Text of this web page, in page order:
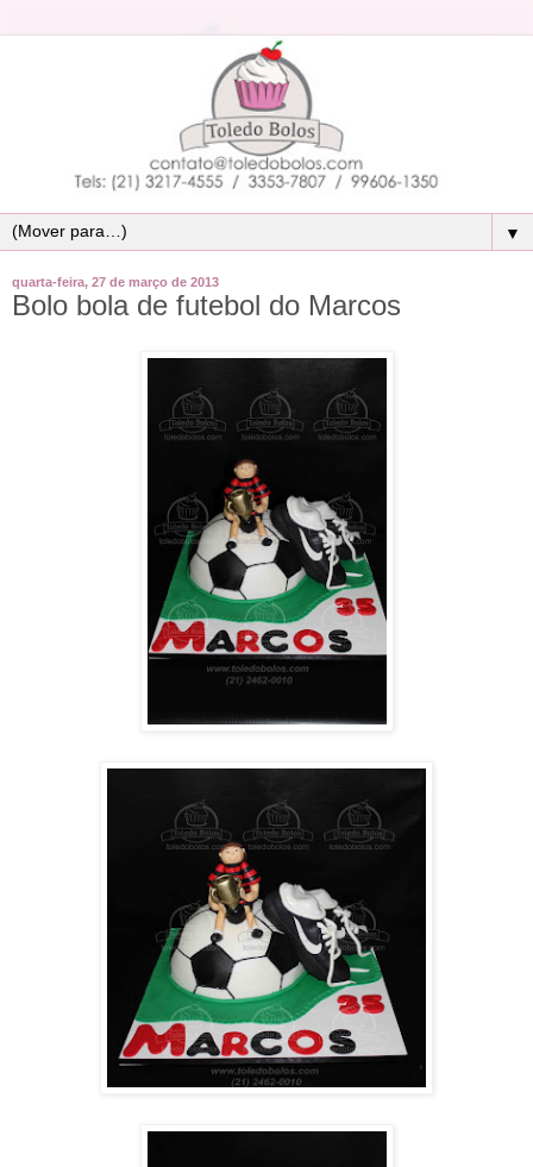
▼
quarta-feira, 27 de março de 2013
Bolo bola de futebol do Marcos